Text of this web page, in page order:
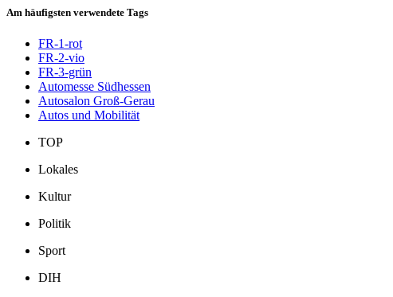
Am häufigsten verwendete Tags
FR-1-rot
FR-2-vio
FR-3-grün
Automesse Südhessen
Autosalon Groß-Gerau
Autos und Mobilität
TOP
Lokales
Kultur
Politik
Sport
DIH